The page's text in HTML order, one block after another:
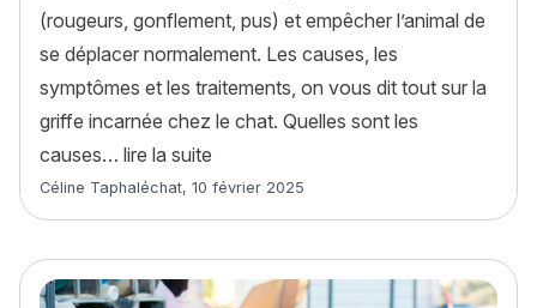
(rougeurs, gonflement, pus) et empêcher l’animal de
se déplacer normalement. Les causes, les
symptômes et les traitements, on vous dit tout sur la
griffe incarnée chez le chat. Quelles sont les
causes… lire la suite
Article rédigé par
Céline Taphaléchat, 10 février 2025